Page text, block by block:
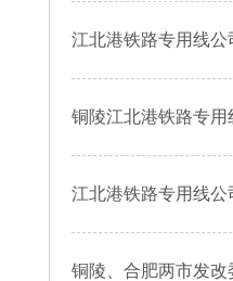
江北港铁路专用线
铜陵江北港铁路专
江北港铁路专用线
铜陵、合肥两市发